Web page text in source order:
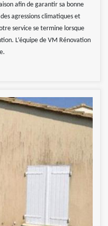
afin de garantir sa bonne
agressions climatiques et
service se termine lorsque
L’équipe de VM Rénovation